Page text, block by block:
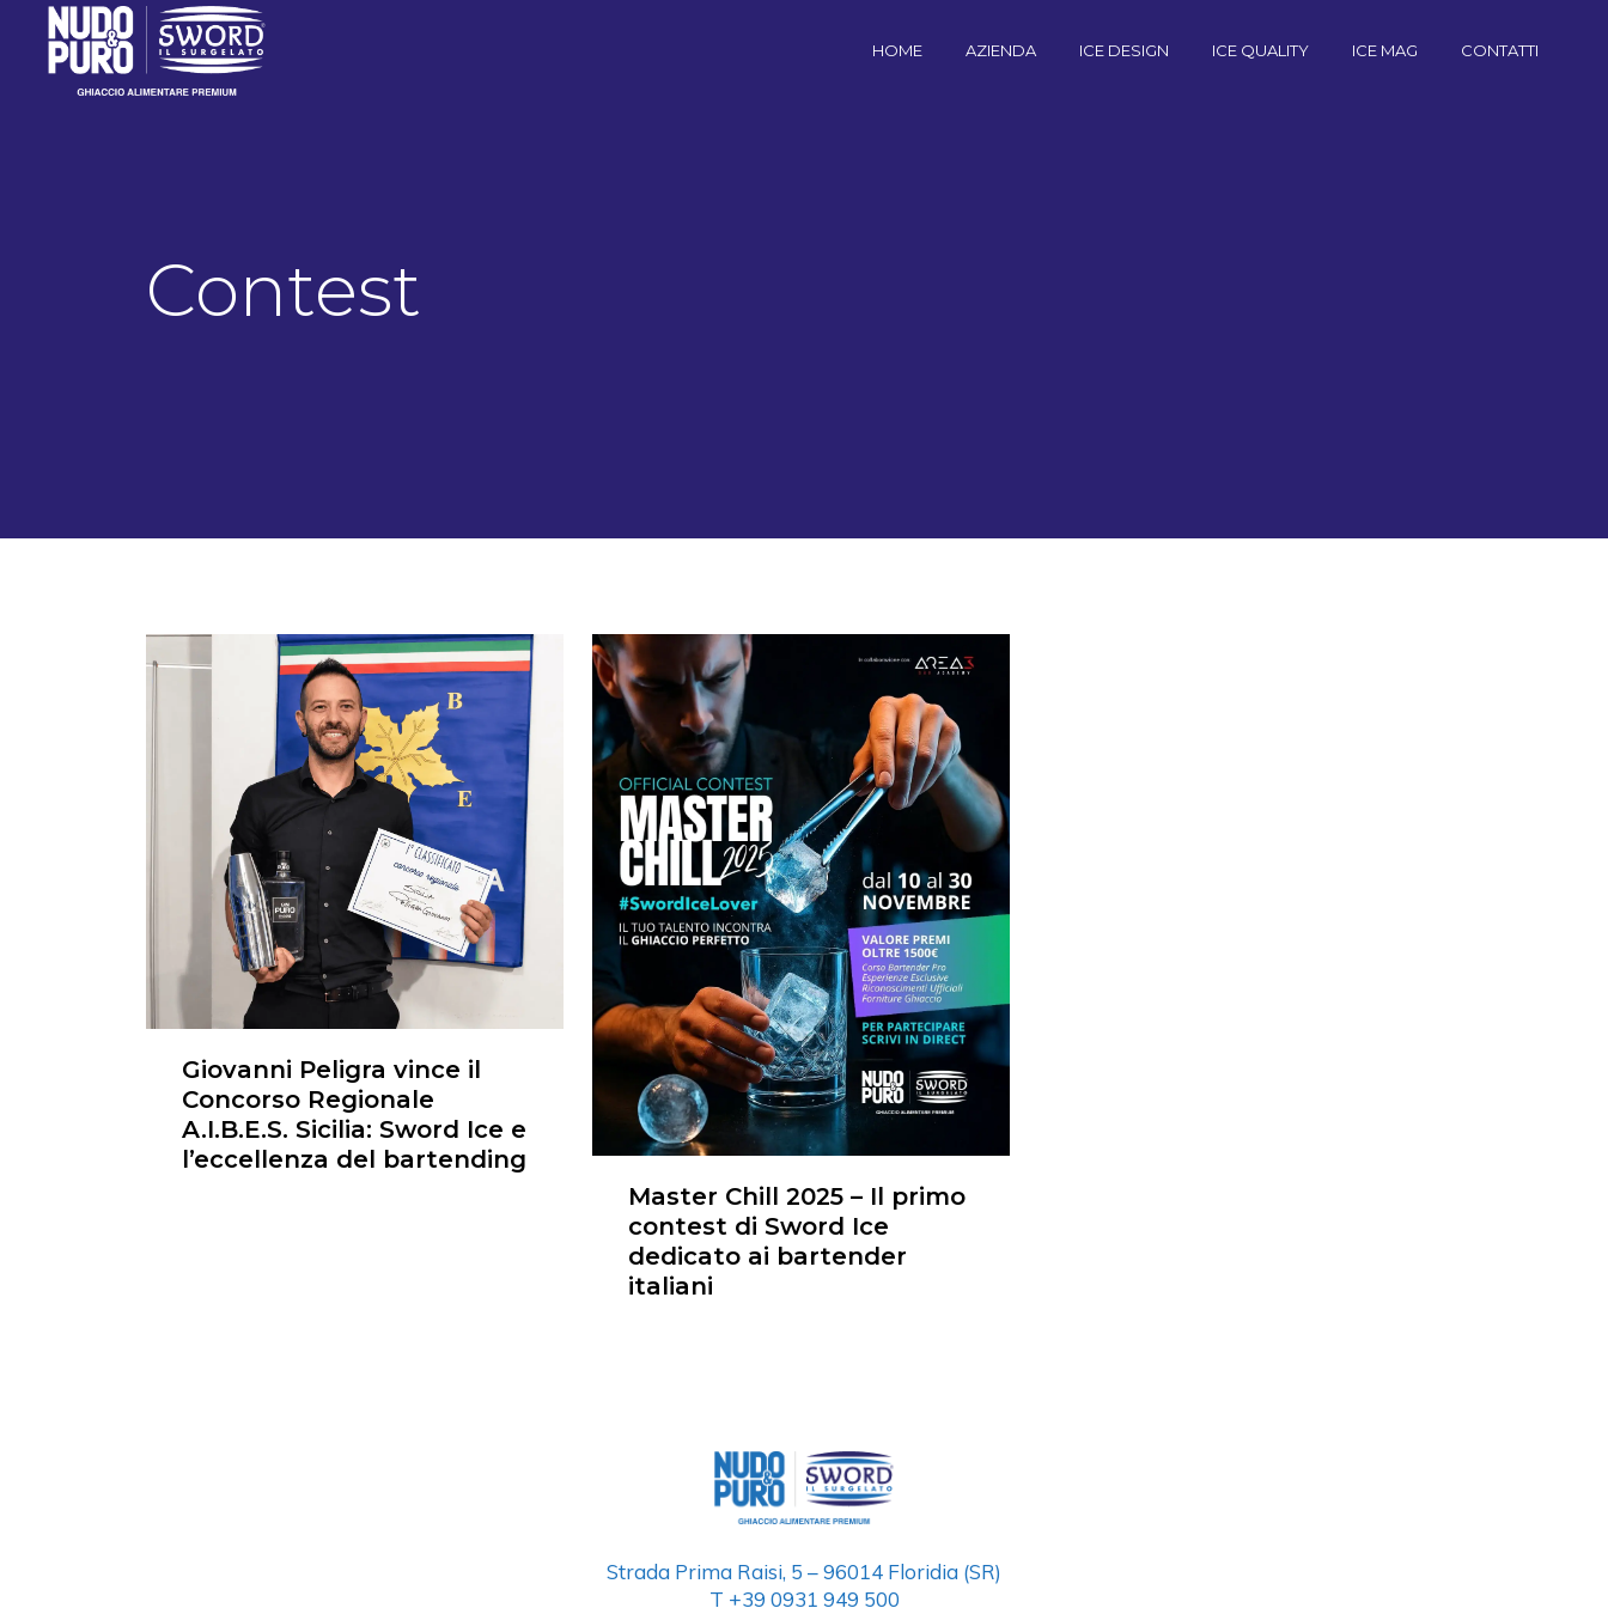
HOME AZIENDA ICE DESIGN ICE QUALITY ICE MAG CONTATTI
Contest
Giovanni Peligra vince il
Concorso Regionale
A.I.B.E.S. Sicilia: Sword Ice e
l’eccellenza del bartending
Master Chill 2025 – Il primo
contest di Sword Ice
dedicato ai bartender
italiani
Strada Prima Raisi, 5 – 96014 Floridia (SR)
T +39 0931 949 500